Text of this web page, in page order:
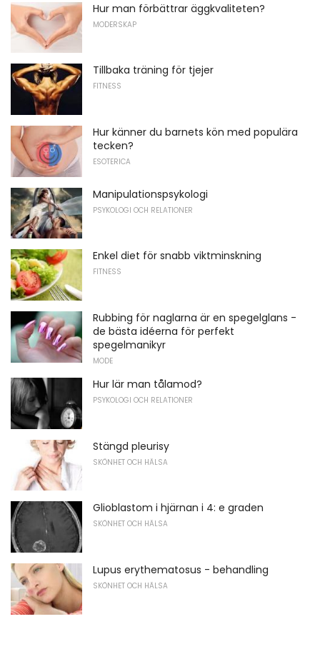
Hur man förbättrar äggkvaliteten?
MODERSKAP
Tillbaka träning för tjejer
FITNESS
Hur känner du barnets kön med populära
tecken?
ESOTERICA
Manipulationspsykologi
PSYKOLOGI OCH RELATIONER
Enkel diet för snabb viktminskning
FITNESS
Rubbing för naglarna är en spegelglans -
de bästa idéerna för perfekt
spegelmanikyr
MODE
Hur lär man tålamod?
PSYKOLOGI OCH RELATIONER
Stängd pleurisy
SKÖNHET OCH HÄLSA
Glioblastom i hjärnan i 4: e graden
SKÖNHET OCH HÄLSA
Lupus erythematosus - behandling
SKÖNHET OCH HÄLSA